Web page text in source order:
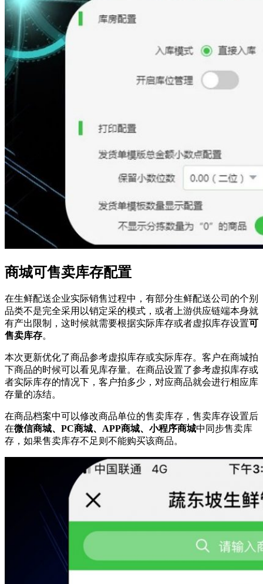
商城可售卖库存配置
在生鲜配送企业实际销售过程中，有部分生鲜配送公司的个别
品类不是完全采用以销定采的模式，或者上游供应链端本身就
有产出限制，这时候就需要根据实际库存或者虚拟库存设置可
售卖库存。
本次更新优化了商品参考虚拟库存或实际库存。客户在商城拍
下商品的时候可以看见库存量。在商品设置了参考虚拟库存或
者实际库存的情况下，客户拍多少，对应商品就会进行相应库
存量的冻结。
在商品档案中可以修改商品单位的售卖库存，售卖库存设置后
在微信商城、PC商城、APP商城、小程序商城中同步售卖库
存，如果售卖库存不足则不能购买该商品。